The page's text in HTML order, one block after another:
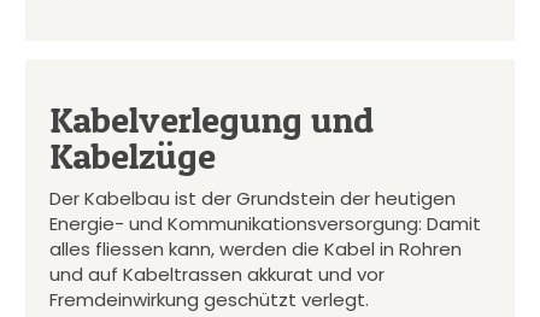
Kabelverlegung und
Kabelzüge
Der Kabelbau ist der Grundstein der heutigen
Energie- und Kommunikationsversorgung: Damit
alles fliessen kann, werden die Kabel in Rohren
und auf Kabeltrassen akkurat und vor
Fremdeinwirkung geschützt verlegt.